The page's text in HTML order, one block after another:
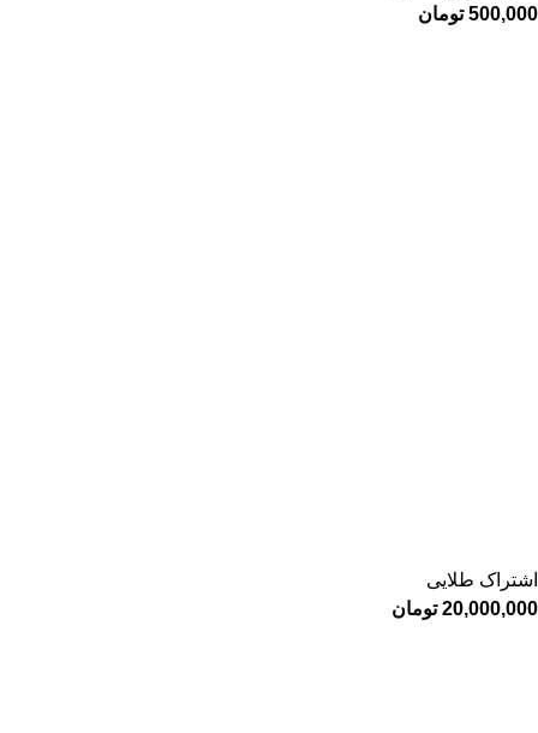
500,000 تومان
اشتراک طلایی
20,000,000 تومان